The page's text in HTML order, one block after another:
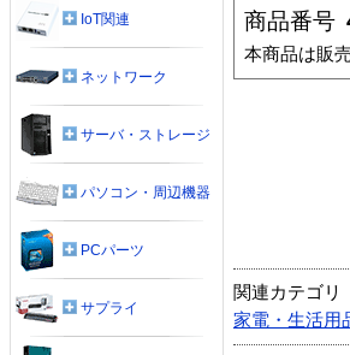
商品番号
本商品は販
関連カテゴリ
家電・生活用
IoT関連
ネットワーク
サーバ・ストレージ
パソコン・周辺機器
PCパーツ
サプライ